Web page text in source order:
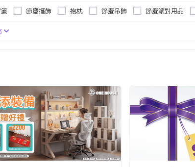
IKEHIKO 日本池彥 KINYO
ModaCore 摩達客
VIEW Wpc. YVONNE 以旺傢飾 Zippo +O
節慶擺飾 抱枕 節慶吊飾 節慶派對用品
頸枕 燭台 抱枕套 節慶交換禮物 節慶壁貼
防蚊；商品內含背膠
土